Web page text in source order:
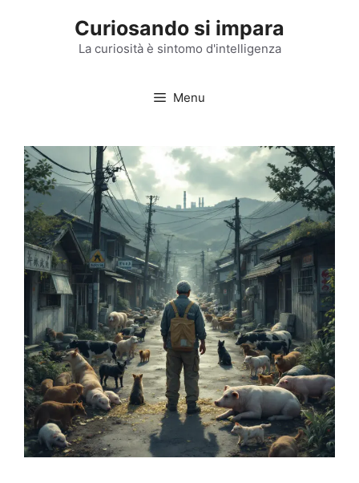
Curiosando si impara
La curiosità è sintomo d'intelligenza
Menu